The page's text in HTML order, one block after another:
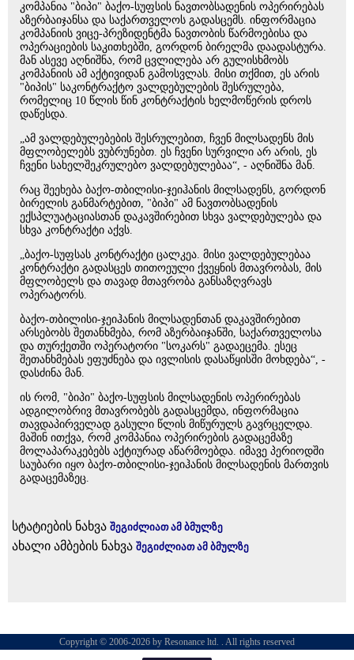
კომპანია "ბიპი" ბაქო-სუფსის ნავთობსადენის ოპერირებას
აზერბაიჯანსა და საქართველოს გადასცემს. ინფორმაცია
კომპანიის ვიცე-პრეზიდენტმა ნავთობის წარმოებისა და
ოპერაციების საკითხებში, გორდონ ბირელმა დაადასტურა.
მან ასევე აღნიშნა, რომ ცვლილება არ გულისხმობს
კომპანიის ამ აქტივიდან გამოსვლას. მისი თქმით, ეს არის
"ბიპის" საკონტრაქტო ვალდებულების შესრულება,
რომელიც 10 წლის წინ კონტრაქტის ხელმოწერის დროს
დაწესდა.
„ამ ვალდებულებების შესრულებით, ჩვენ მილსადენს მის
მფლობელებს ვუბრუნებთ. ეს ჩვენი სურვილი არ არის, ეს
ჩვენი სახელშეკრულებო ვალდებულებაა“, - აღნიშნა მან.
რაც შეეხება ბაქო-თბილისი-ჯეიჰანის მილსადენს, გორდონ
ბირელის განმარტებით, "ბიპი" ამ ნავთობსადენის
ექსპლუატაციასთან დაკავშირებით სხვა ვალდებულება და
სხვა კონტრაქტი აქვს.
„ბაქო-სუფსას კონტრაქტი ცალკეა. მისი ვალდებულებაა
კონტრაქტი გადასცეს თითოეული ქვეყნის მთავრობას, მის
მფლობელს და თავად მთავრობა განსაზღვრავს
ოპერატორს.
ბაქო-თბილისი-ჯეიჰანის მილსადენთან დაკავშირებით
არსებობს შეთანხმება, რომ აზერბაიჯანში, საქართველოსა
და თურქეთში ოპერატორი "სოკარს" გადაეცემა. ესეც
შეთანხმებას ეფუძნება და ივლისის დასაწყისში მოხდება“, -
დასძინა მან.
ის რომ, "ბიპი" ბაქო-სუფსის მილსადენის ოპერირებას
ადგილობრივ მთავრობებს გადასცემდა, ინფორმაცია
თავდაპირველად გასული წლის მიწურულს გავრცელდა.
მაშინ ითქვა, რომ კომპანია ოპერირების გადაცემაზე
მოლაპარაკებებს აქტიურად აწარმოებდა. იმავე პერიოდში
საუბარი იყო ბაქო-თბილისი-ჯეიჰანის მილსადენის მართვის
გადაცემაზეც.
სტატიების ნახვა შეგიძლიათ ამ ბმულზე
ახალი ამბების ნახვა შეგიძლიათ ამ ბმულზე
Copyright © 2006-2026 by Resonance ltd. . All rights reserved